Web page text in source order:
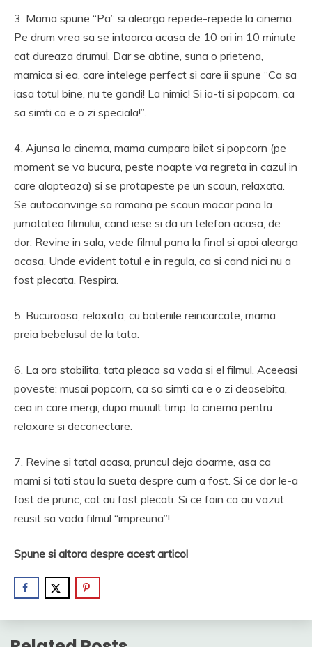
3. Mama spune “Pa” si alearga repede-repede la cinema.
Pe drum vrea sa se intoarca acasa de 10 ori in 10 minute
cat dureaza drumul. Dar se abtine, suna o prietena,
mamica si ea, care intelege perfect si care ii spune “Ca sa
iasa totul bine, nu te gandi! La nimic! Si ia-ti si popcorn, ca
sa simti ca e o zi speciala!”.
4. Ajunsa la cinema, mama cumpara bilet si popcorn (pe
moment se va bucura, peste noapte va regreta in cazul in
care alapteaza) si se protapeste pe un scaun, relaxata.
Se autoconvinge sa ramana pe scaun macar pana la
jumatatea filmului, cand iese si da un telefon acasa, de
dor. Revine in sala, vede filmul pana la final si apoi alearga
acasa. Unde evident totul e in regula, ca si cand nici nu a
fost plecata. Respira.
5. Bucuroasa, relaxata, cu bateriile reincarcate, mama
preia bebelusul de la tata.
6. La ora stabilita, tata pleaca sa vada si el filmul. Aceeasi
poveste: musai popcorn, ca sa simti ca e o zi deosebita,
cea in care mergi, dupa muuult timp, la cinema pentru
relaxare si deconectare.
7. Revine si tatal acasa, pruncul deja doarme, asa ca
mami si tati stau la sueta despre cum a fost. Si ce dor le-a
fost de prunc, cat au fost plecati. Si ce fain ca au vazut
reusit sa vada filmul “impreuna”!
Spune si altora despre acest articol